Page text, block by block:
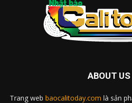
ABOUT US
Trang web baocalitoday.com là sản